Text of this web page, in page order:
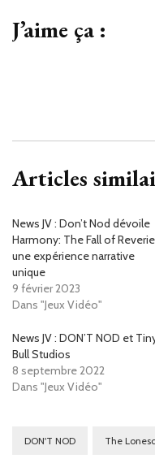
J’aime ça :
Articles
News JV : Don’t Nod dévoile
Harmony: The Fall of
une expérience narrative
unique
9 février 2023
Dans "Jeux Vidéo"
News JV : DON’T NOD et
Bull Studios
8 septembre 2022
Dans "Jeux Vidéo"
DON'T NOD The